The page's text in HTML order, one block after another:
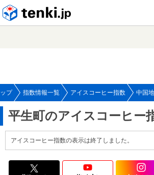
プ 指数情報一覧 アイスコーヒー指数 中国
平生町のアイスコーヒー
アイスコーヒー指数の表示は終了しました。